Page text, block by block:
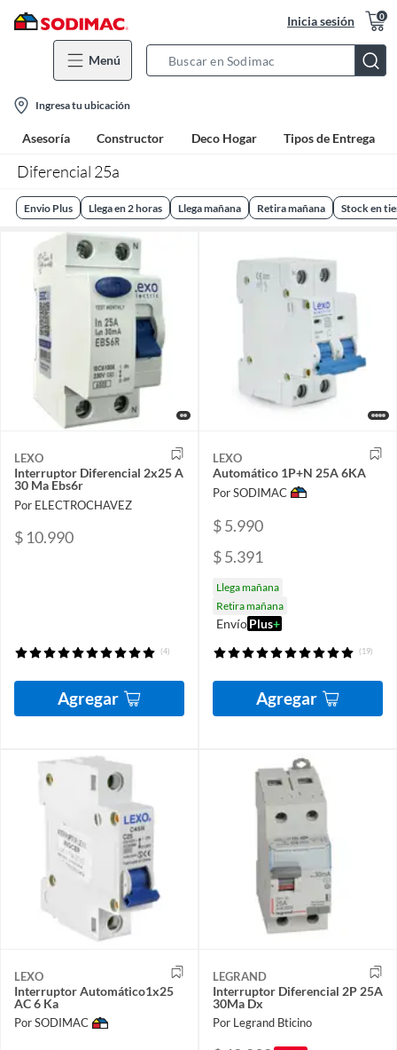
Inicia sesión 0
Menú
Bar
location-
icon
Ingresa tu ubicación
Asesoría Constructor Deco Hogar Tipos de Entrega
Diferencial 25a
Envio Plus Llega en 2 horas Llega mañana Retira mañana Stock en
LEXO
Interruptor Diferencial 2x25 A
30 Ma Ebs6r
Por ELECTROCHAVEZ
$ 10.990
(4)
Agregar
LEXO
Automático 1P+N 25A 6KA
Por SODIMAC
$ 5.990
$ 5.391
Llega mañana
Retira mañana
EnvíoPlus+
(19)
Agregar
LEXO
Interruptor Automático1x25
AC 6 Ka
Por SODIMAC
LEGRAND
Interruptor Diferencial 2P 25A
30Ma Dx
Por Legrand Bticino